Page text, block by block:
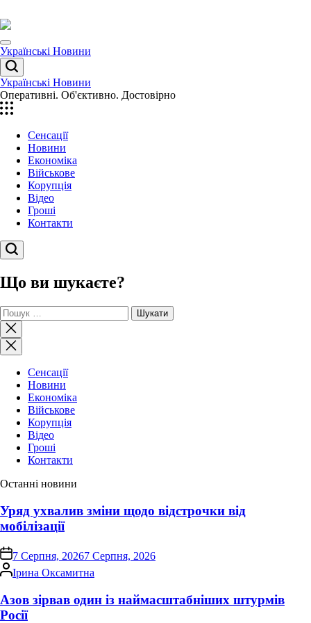
до
вмісту
Menu
Українські Новини
Пошук
Українські Новини
Оперативні. Об'єктивно. Достовірно
Сенсації
Новини
Економіка
Військове
Корупція
Відео
Гроші
Контакти
Пошук
Що ви шукаєте?
Пошук:
Закрити
пошук
Сенсації
Новини
Економіка
Військове
Корупція
Відео
Гроші
Контакти
Останні новини
Уряд ухвалив зміни щодо відстрочки від
мобілізації
on 7 Серпня, 20267 Серпня, 2026
Опубліковано
Ірина Оксамитна
Азов зірвав один із наймасштабніших штурмів
Росії